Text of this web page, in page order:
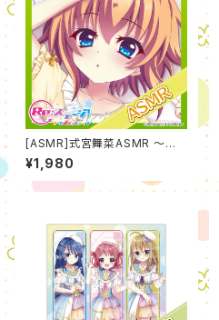
[ASMR]式宮舞菜ASMR ～夢
からはじまる癒しの時間～【CV.
牧野天音】
¥1,980